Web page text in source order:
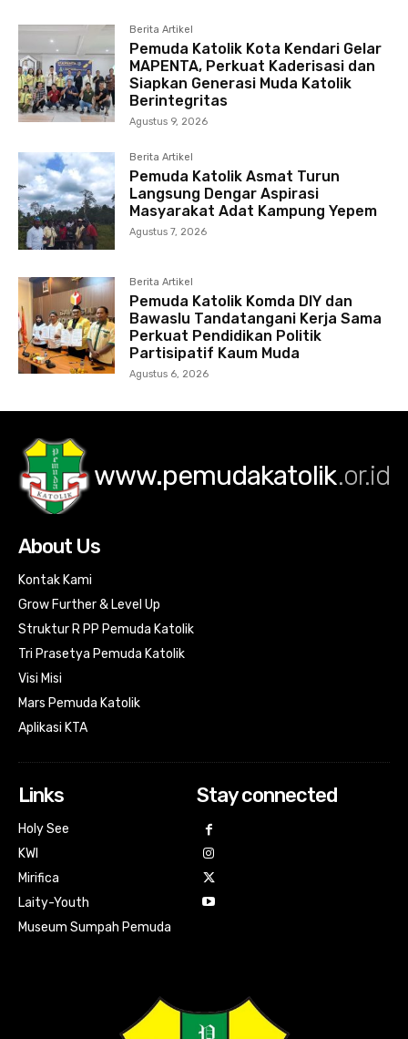
Berita Artikel
Pemuda Katolik Kota Kendari Gelar
MAPENTA, Perkuat Kaderisasi dan
Siapkan Generasi Muda Katolik
Berintegritas
Agustus 9, 2026
Berita Artikel
Pemuda Katolik Asmat Turun
Langsung Dengar Aspirasi
Masyarakat Adat Kampung Yepem
Agustus 7, 2026
Berita Artikel
Pemuda Katolik Komda DIY dan
Bawaslu Tandatangani Kerja Sama
Perkuat Pendidikan Politik
Partisipatif Kaum Muda
Agustus 6, 2026
www.pemudakatolik.or.id
About Us
Kontak Kami
Grow Further & Level Up
Struktur R PP Pemuda Katolik
Tri Prasetya Pemuda Katolik
Visi Misi
Mars Pemuda Katolik
Aplikasi KTA
Links
Holy See
KWI
Mirifica
Laity-Youth
Museum Sumpah Pemuda
Stay connected